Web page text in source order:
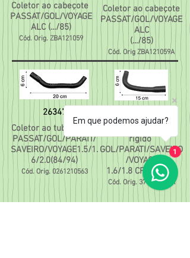
Coletor ao cabeçote
PASSAT/GOL/VOYAGE
ALC (.../85)
Cód. Orig. ZBA121059
Coletor ao cabeçote
PASSAT/GOL/VOYAGE
ALC
(.../85)
Cód. Orig ZBA121059A
26347
Coletor ao tubo rígido
PASSAT/GOL/PARATI/
SAVEIRO/VOYAGE1.5/1.
6/2.0(84/94)
Cód. Orig. 0261210563
Coletor ao tubo
rígido
GOL/PARATI/SAVEIRO
/VOYAGE
1.6/1.8 CFI (94/98)
Cód. Orig. 377121058A
Em que podemos ajudar?
1